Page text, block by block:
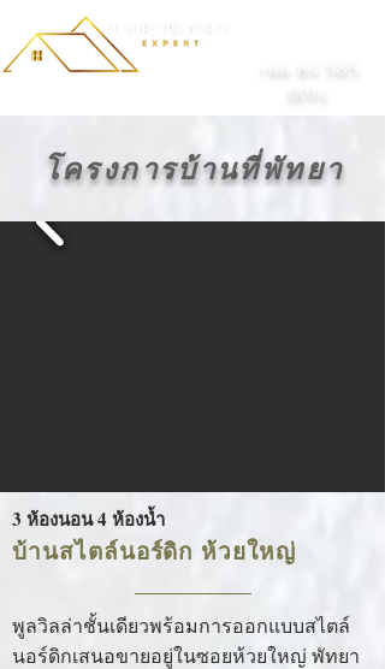
+66 84 585
1894
โครงการบ้านที่พัทยา
3 ห้องนอน 4 ห้องน้ำ
บ้านสไตล์นอร์ดิก ห้วยใหญ่
พูลวิลล่าชั้นเดียวพร้อมการออกแบบสไตล์
นอร์ดิกเสนอขายอยู่ในซอยห้วยใหญ่ พัทยา